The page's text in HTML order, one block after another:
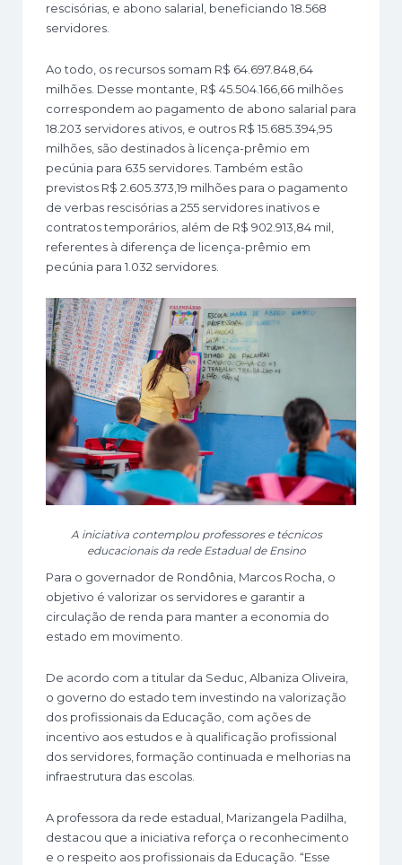
rescisórias, e abono salarial, beneficiando 18.568
servidores.
Ao todo, os recursos somam R$ 64.697.848,64
milhões. Desse montante, R$ 45.504.166,66 milhões
correspondem ao pagamento de abono salarial para
18.203 servidores ativos, e outros R$ 15.685.394,95
milhões, são destinados à licença-prêmio em
pecúnia para 635 servidores. Também estão
previstos R$ 2.605.373,19 milhões para o pagamento
de verbas rescisórias a 255 servidores inativos e
contratos temporários, além de R$ 902.913,84 mil,
referentes à diferença de licença-prêmio em
pecúnia para 1.032 servidores.
A iniciativa contemplou professores e técnicos
educacionaisda rede Estadual de Ensino
Para o governador de Rondônia, Marcos Rocha, o
objetivo é valorizar os servidores e garantir a
circulação de renda para manter a economia do
estado em movimento.
De acordo com a titular da Seduc, Albaniza Oliveira,
o governo do estado tem investindo na valorização
dos profissionais da Educação, com ações de
incentivo aos estudos e à qualificação profissional
dos servidores, formação continuada e melhorias na
infraestrutura das escolas.
A professora da rede estadual, Marizangela Padilha,
destacou que a iniciativa reforça o reconhecimento
e o respeito aos profissionais da Educação. “Esse